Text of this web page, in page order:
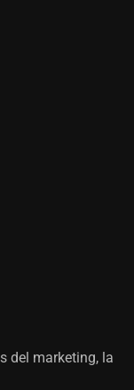
del marketing, la